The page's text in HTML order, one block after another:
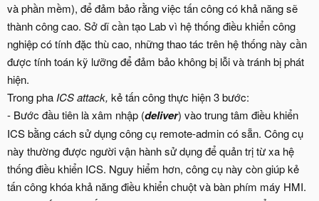
và phần mềm), để đảm bảo rằng việc tấn công có khả năng sẽ
thành công cao. Sở dĩ cần tạo Lab vì hệ thống điều khiển công
nghiệp có tính đặc thù cao, những thao tác trên hệ thống này cần
được tính toán kỹ lưỡng để đảm bảo không bị lỗi và tránh bị phát
hiện.
Trong pha ICS attack, kẻ tấn công thực hiện 3 bước:
- Bước đầu tiên là xâm nhập (deliver) vào trung tâm điều khiển
ICS bằng cách sử dụng công cụ remote-admin có sẵn. Công cụ
này thường được người vận hành sử dụng để quản trị từ xa hệ
thống điều khiển ICS. Nguy hiểm hơn, công cụ này còn giúp kẻ
tấn công khóa khả năng điều khiển chuột và bàn phím máy HMI.